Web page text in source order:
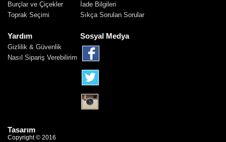
Burçlar ve Çiçekler
Toprak Seçimi
İade Bilgileri
Sıkça Sorulan Sorular
Yardım
Gizlilik & Güvenlik
Nasıl Sipariş Verebilirim
Sosyal Medya
Tasarım
Copyright © 2016